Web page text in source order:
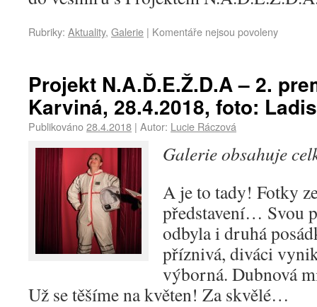
Rubriky: Aktuality, Galerie | Komentáře nejsou povoleny
Projekt N.A.Ď.E.Ž.D.A – 2.
Karviná, 28.4.2018, foto:
Publikováno28.4.2018 | Autor: Lucie Ráczová
Galerie obsahuje
A je to tady! Fotky
představení… Svou
odbyla i druhá
příznivá, diváci
výborná. Dubnová
Už se těšíme na květen! Za skvělé…